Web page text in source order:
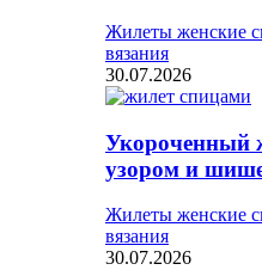
Жилеты женские
вязания
30.07.2026
Укороченный
узором и
Жилеты женские
вязания
30.07.2026